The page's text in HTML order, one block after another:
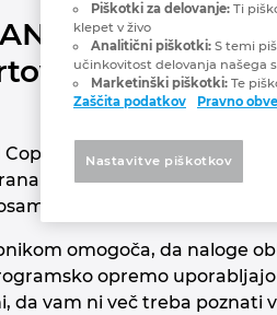
ponuja AI
Copilot je prva EPLAN
je v EPLAN Platformo in
sistemi.
omogoča, da naloge
opremo
da vam ni več treba poznati
Piškotki za delovanje: Ti
klepet v živo
Analitični piškotki: S temi
učinkovitost delovanja našega
Marketinški piškotki: Te
Zaščita podatkov
Pravno
Nastavitve piškotkov